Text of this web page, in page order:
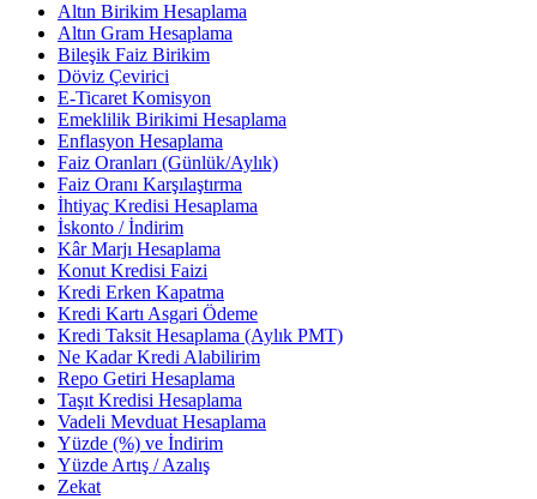
Altın Birikim Hesaplama
Altın Gram Hesaplama
Bileşik Faiz Birikim
Döviz Çevirici
E-Ticaret Komisyon
Emeklilik Birikimi Hesaplama
Enflasyon Hesaplama
Faiz Oranları (Günlük/Aylık)
Faiz Oranı Karşılaştırma
İhtiyaç Kredisi Hesaplama
İskonto / İndirim
Kâr Marjı Hesaplama
Konut Kredisi Faizi
Kredi Erken Kapatma
Kredi Kartı Asgari Ödeme
Kredi Taksit Hesaplama (Aylık PMT)
Ne Kadar Kredi Alabilirim
Repo Getiri Hesaplama
Taşıt Kredisi Hesaplama
Vadeli Mevduat Hesaplama
Yüzde (%) ve İndirim
Yüzde Artış / Azalış
Zekat